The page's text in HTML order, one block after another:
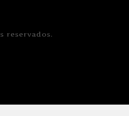
reservados.